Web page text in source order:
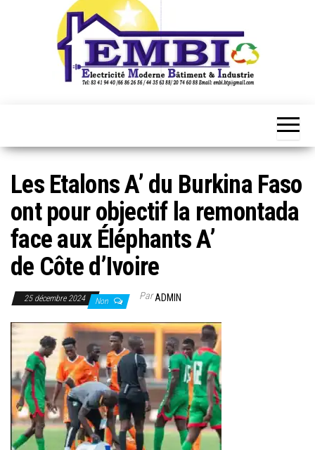
Les Etalons A’ du Burkina Faso
ont pour objectif la remontada
face aux Éléphants A’
de Côte d’Ivoire
25 décembre 2024 Non ParADMIN